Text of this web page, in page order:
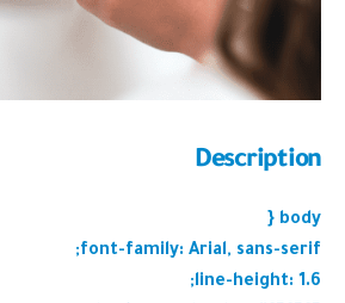
Description
body {
font-family: Arial, sans-serif;
line-height: 1.6;